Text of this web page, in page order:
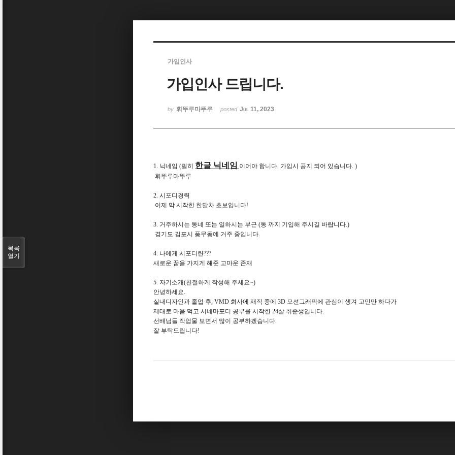
가입인사
가입인사 드립니다.
by 휘뚜루마뚜루 posted Jul 11, 2023
1. 닉네임 (필히 한글 닉네임 이어야 합니다. 가입시 공지 되어 있습니다. )
휘뚜루마뚜루
2. 시포디경력
이제 막 시작한 한달차 초보입니다!
3. 거주하시는 동네 또는 일하시는 부근 (동 까지 기입해 주시길 바랍니다.)
경기도 김포시 풍무동에 거주 중입니다.
4. 나에게 시포디란???
새로운 꿈을 가지게 해준 고마운 존재
5. 자기소개(친절하게 작성해 주세요~)
안녕하세요.
실내디자인과 졸업 후, VMD 회사에 재직 중에 3D 모션그래픽에 관심이 생겨 고민만 하다가
제대로 마음 먹고 시네마포디 공부를 시작한 24살 취준생입니다.
선배님들 작업물 보면서 많이 공부하겠습니다.
잘 부탁드립니다!
목록
열기
Sketchbook5, 스케치북5
Sketchbook5, 스케치북5